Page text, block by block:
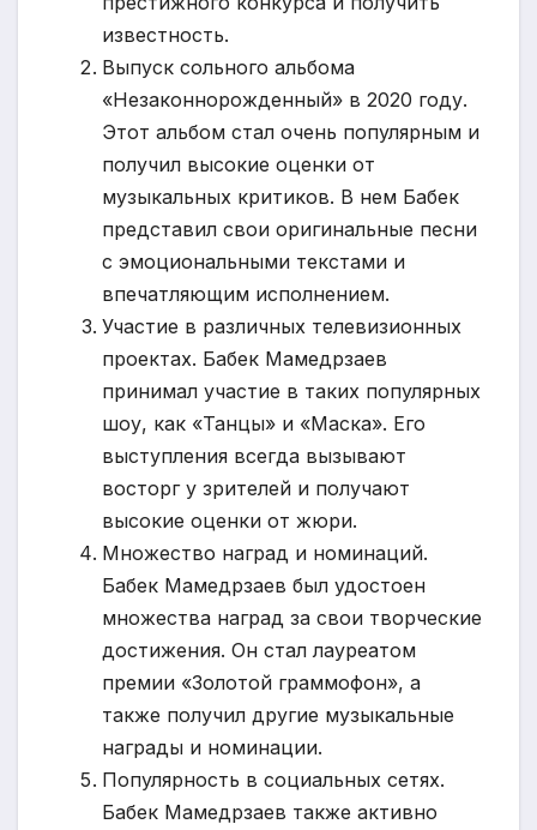
известность.
Выпуск сольного альбома
«Незаконнорожденный» в 2020 году.
Этот альбом стал очень популярным и
получил высокие оценки от
музыкальных критиков. В нем Бабек
представил свои оригинальные песни
с эмоциональными текстами и
впечатляющим исполнением.
Участие в различных телевизионных
проектах. Бабек Мамедрзаев
принимал участие в таких популярных
шоу, как «Танцы» и «Маска». Его
выступления всегда вызывают
восторг у зрителей и получают
высокие оценки от жюри.
Множество наград и номинаций.
Бабек Мамедрзаев был удостоен
множества наград за свои творческие
достижения. Он стал лауреатом
премии «Золотой граммофон», а
также получил другие музыкальные
награды и номинации.
Популярность в социальных сетях.
Бабек Мамедрзаев также активно